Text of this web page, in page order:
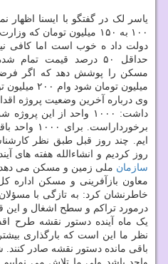
یاسر لک در گفتگو با ایسنا
۱۰۰ به ۱۵۰ میلیون تومان
دولت داد ه خوب است اما کافی
حداقل ۵۰ درصد قیمت
میلیون تومان شود وام ۲۰۰ میلیون تومان باشد.
وی درباره آخرین وضعیت پروژه
داشت: ۱۰۰۰ واحد از
ایم. چند روز قبل طبق نظر
روز کردیم و انشاءالله هفته های آینده مجوز
سازمان ملی زمین و مسکن می دهد
معاون بازآفرینی و مسکن اداره
درمورد تراکم و سطح اشغال و این
یک ماه آینده دستور نقشه طرح